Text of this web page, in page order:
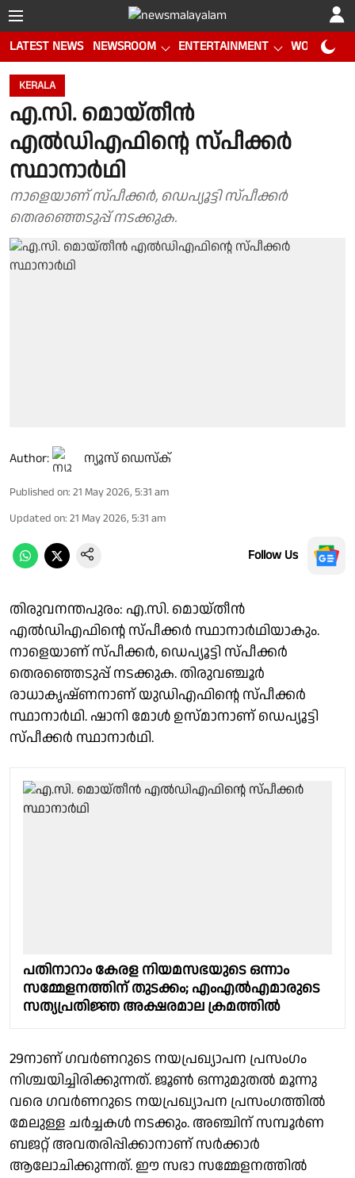
LATEST NEWS NEWSROOM ENTERTAINMENT WORLD CUP
KERALA
എ.സി. മൊയ്തീൻ
എൽഡിഎഫിൻ്റെ സ്പീക്കർ
സ്ഥാനാർഥി
നാളെയാണ് സ്പീക്കർ, ഡെപ്യൂട്ടി സ്പീക്കർ
തെരഞ്ഞെടുപ്പ് നടക്കുക.
Author: ന്യൂസ് ഡെസ്ക്
Published on: 21 May 2026, 5:31 am
Updated on: 21 May 2026, 5:31 am
Follow Us
തിരുവനന്തപുരം: എ.സി. മൊയ്തീൻ
എൽഡിഎഫിൻ്റെ സ്പീക്കർ സ്ഥാനാർഥിയാകും.
നാളെയാണ് സ്പീക്കർ, ഡെപ്യൂട്ടി സ്പീക്കർ
തെരഞ്ഞെടുപ്പ് നടക്കുക. തിരുവഞ്ചൂർ
രാധാകൃഷ്ണനാണ് യുഡിഎഫിൻ്റെ സ്പീക്കർ
സ്ഥാനാർഥി. ഷാനി മോൾ ഉസ്‌മാനാണ് ഡെപ്യൂട്ടി
സ്പീക്കർ സ്ഥാനാർഥി.
പതിനാറാം കേരള നിയമസഭയുടെ ഒന്നാം
സമ്മേളനത്തിന് തുടക്കം; എംഎൽഎമാരുടെ
സത്യപ്രതിജ്ഞ അക്ഷരമാല ക്രമത്തിൽ
29നാണ് ഗവർണറുടെ നയപ്രഖ്യാപന പ്രസംഗം
നിശ്ചയിച്ചിരിക്കുന്നത്. ജൂൺ ഒന്നുമുതൽ മൂന്നു
വരെ ഗവർണറുടെ നയപ്രഖ്യാപന പ്രസംഗത്തിൽ
മേലുള്ള ചർച്ചകൾ നടക്കും. അഞ്ചിന് സമ്പൂർണ
ബജറ്റ് അവതരിപ്പിക്കാനാണ് സർക്കാർ
ആലോചിക്കുന്നത്. ഈ സഭാ സമ്മേളനത്തിൽ